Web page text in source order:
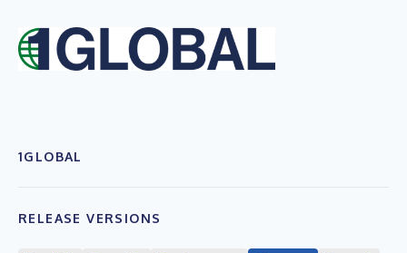
1GLOBAL
RELEASE VERSIONS